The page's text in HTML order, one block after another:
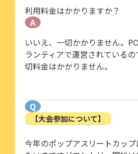
利用料金はかかりますか？
A
いいえ、一切かかりません。
ランティアで運営されている
切料金はかかりません。
Q
【大会参加について】
今年のポップアスリートカッ